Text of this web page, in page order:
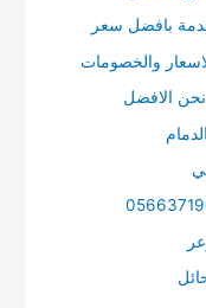
بافضل سعر
والخصومات
الافضل